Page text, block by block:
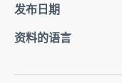
发布日期
资料的语言